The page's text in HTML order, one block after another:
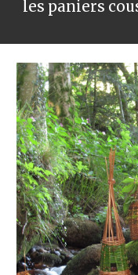
les paniers